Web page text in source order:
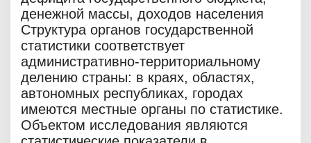
денежной массы, доходов населения
Структура органов государственной
статистики соответствует
административно-территориальному
делению страны: в краях, областях,
автономных республиках, городах
имеются местные органы по статистике.
Объектом исследования являются